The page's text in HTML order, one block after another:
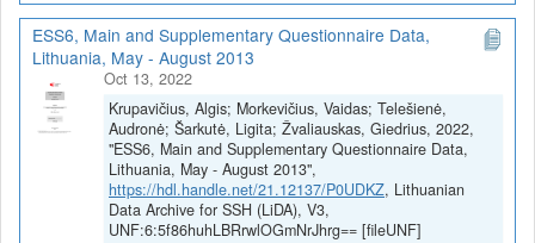
ESS6, Main and Supplementary Questionnaire Data,
Lithuania, May - August 2013
Oct 13, 2022
Krupavičius, Algis; Morkevičius, Vaidas; Telešienė,
Audronė; Šarkutė, Ligita; Žvaliauskas, Giedrius, 2022,
"ESS6, Main and Supplementary Questionnaire Data,
Lithuania, May - August 2013",
https://hdl.handle.net/21.12137/P0UDKZ, Lithuanian
Data Archive for SSH (LiDA), V3,
UNF:6:5f86huhLBRrwlOGmNrJhrg== [fileUNF]